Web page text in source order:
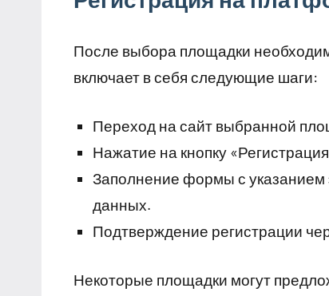
После выбора площадки
включает в себя следующие шаги:
Переход на сайт выбранной
Нажатие на кнопку
Заполнение формы с указанием
данных.
Подтверждение регистрации
Некоторые площадки могут